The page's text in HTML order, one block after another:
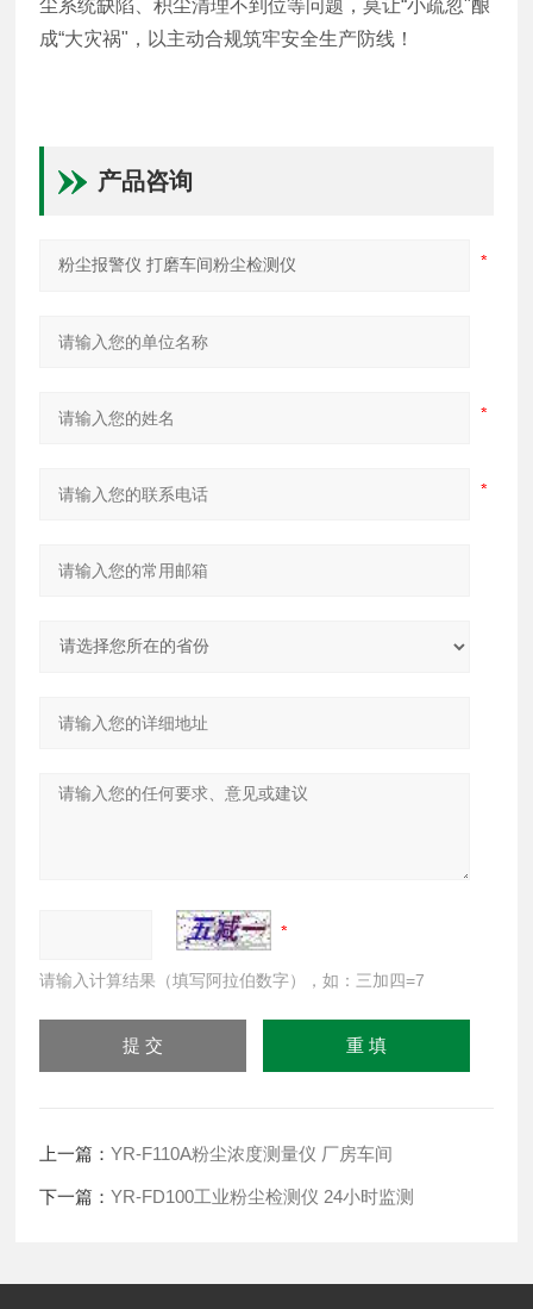
尘系统缺陷、积尘清理不到位等问题，莫让“小疏忽"酿
成“大灾祸"，以主动合规筑牢安全生产防线！
产品咨询
请输入计算结果（填写阿拉伯数字），如：三加四=7
上一篇：YR-F110A粉尘浓度测量仪 厂房车间
下一篇：YR-FD100工业粉尘检测仪 24小时监测